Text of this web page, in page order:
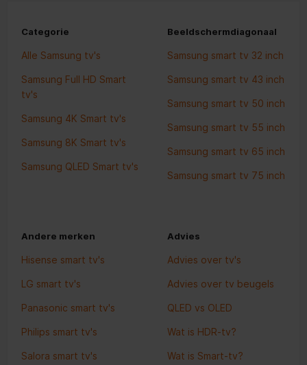
Categorie
Alle Samsung tv's
Samsung Full HD Smart
tv's
Samsung 4K Smart tv's
Samsung 8K Smart tv's
Samsung QLED Smart tv's
Beeldschermdiagonaal
Samsung smart tv 32 inch
Samsung smart tv 43 inch
Samsung smart tv 50 inch
Samsung smart tv 55 inch
Samsung smart tv 65 inch
Samsung smart tv 75 inch
Andere merken
Hisense smart tv's
LG smart tv's
Panasonic smart tv's
Philips smart tv's
Salora smart tv's
Advies
Advies over tv's
Advies over tv beugels
QLED vs OLED
Wat is HDR-tv?
Wat is Smart-tv?